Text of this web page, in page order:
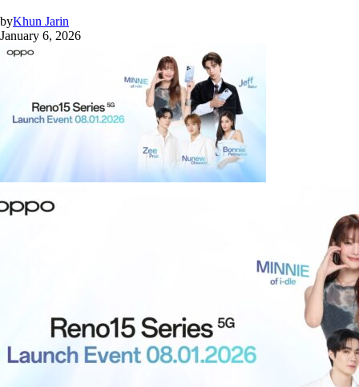
byKhun Jarin
January 6, 2026